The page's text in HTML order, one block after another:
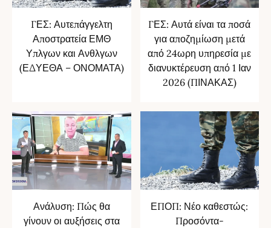
ΓΕΣ: Αυτεπάγγελτη
Αποστρατεία ΕΜΘ
Υπλγων και Ανθλγων
(ΕΔΥΕΘΑ – ΟΝΟΜΑΤΑ)
ΓΕΣ: Αυτά είναι τα ποσά
για αποζημίωση μετά
από 24ωρη υπηρεσία με
διανυκτέρευση από 1 Ιαν
2026 (ΠΙΝΑΚΑΣ)
Ανάλυση: Πώς θα
γίνουν οι αυξήσεις στα
ΕΠΟΠ: Νέο καθεστώς:
Προσόντα-